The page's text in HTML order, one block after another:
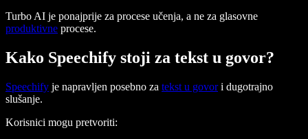
Turbo AI je ponajprije za procese učenja, a ne za glasovne
produktivne procese.
Kako Speechify stoji za tekst u govor?
Speechify je napravljen posebno za tekst u govori dugotrajno
slušanje.
Korisnici mogu pretvoriti: